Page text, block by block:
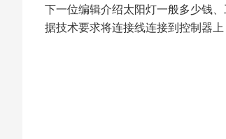
下一位编辑介绍太阳灯一般多少钱
据技术要求将连接线连接到控制器